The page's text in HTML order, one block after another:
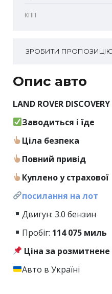
КПП
ЗРОБИТИ
Опис авто
LAND ROVER
Заводиться і їде
Ціла безпека
Повний привід
Куплено у страхової
посилання на лот
Двигун: 3.0 бензин
Пробіг: 114 075 миль
Ціна за
Авто в Україні